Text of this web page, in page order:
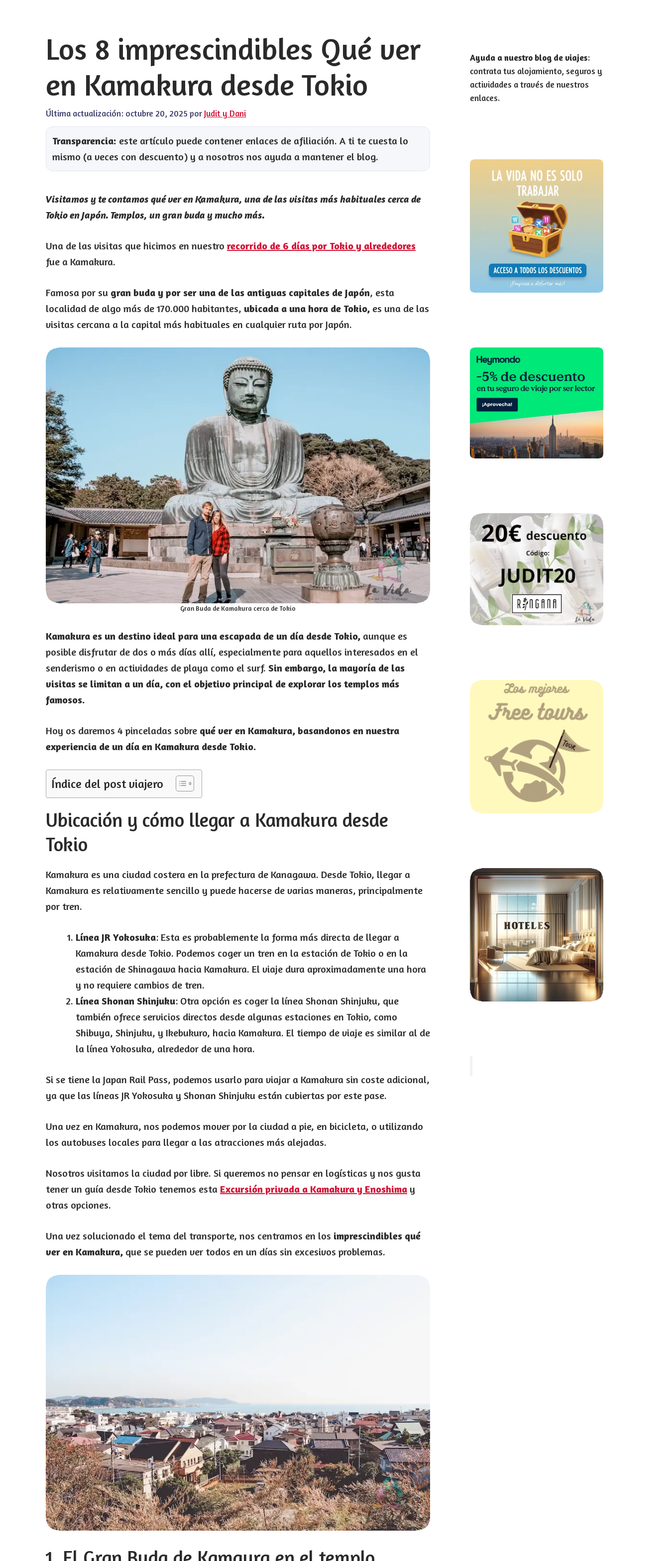
Los 8 imprescindibles Qué ver
en Kamakura desde Tokio
Última actualización: octubre 20, 2025 por Judit y Dani
Transparencia: este artículo puede contener enlaces de afiliación. A ti te cuesta lo
mismo (a veces con descuento) y a nosotros nos ayuda a mantener el blog.
Visitamos y te contamos qué ver en Kamakura, una de las visitas más habituales cerca de
Tokio en Japón. Templos, un gran buda y mucho más.
Una de las visitas que hicimos en nuestro recorrido de 6 días por Tokio y alrededores
fue a Kamakura.
Famosa por su gran buda y por ser una de las antiguas capitales de Japón, esta
localidad de algo más de 170.000 habitantes, ubicada a una hora de Tokio, es una de las
visitas cercana a la capital más habituales en cualquier ruta por Japón.
Gran Buda de Kamakura cerca de Tokio
Kamakura es un destino ideal para una escapada de un día desde Tokio, aunque es
posible disfrutar de dos o más días allí, especialmente para aquellos interesados en el
senderismo o en actividades de playa como el surf. Sin embargo, la mayoría de las
visitas se limitan a un día, con el objetivo principal de explorar los templos más
famosos.
Hoy os daremos 4 pinceladas sobre qué ver en Kamakura, basandonos en nuestra
experiencia de un día en Kamakura desde Tokio.
Índice del post viajero
Ubicación y cómo llegar a Kamakura desde
Tokio
Kamakura es una ciudad costera en la prefectura de Kanagawa. Desde Tokio, llegar a
Kamakura es relativamente sencillo y puede hacerse de varias maneras, principalmente
por tren.
Línea JR Yokosuka: Esta es probablemente la forma más directa de llegar a
Kamakura desde Tokio. Podemos coger un tren en la estación de Tokio o en la
estación de Shinagawa hacia Kamakura. El viaje dura aproximadamente una hora
y no requiere cambios de tren.
Línea Shonan Shinjuku: Otra opción es coger la línea Shonan Shinjuku, que
también ofrece servicios directos desde algunas estaciones en Tokio, como
Shibuya, Shinjuku, y Ikebukuro, hacia Kamakura. El tiempo de viaje es similar al de
la línea Yokosuka, alrededor de una hora.
Si se tiene la Japan Rail Pass, podemos usarlo para viajar a Kamakura sin coste adicional,
ya que las líneas JR Yokosuka y Shonan Shinjuku están cubiertas por este pase.
Una vez en Kamakura, nos podemos mover por la ciudad a pie, en bicicleta, o utilizando
los autobuses locales para llegar a las atracciones más alejadas.
Nosotros visitamos la ciudad por libre. Si queremos no pensar en logísticas y nos gusta
tener un guía desde Tokio tenemos esta Excursión privada a Kamakura y Enoshima y
otras opciones.
Una vez solucionado el tema del transporte, nos centramos en los imprescindibles qué
ver en Kamakura, que se pueden ver todos en un días sin excesivos problemas.
Ayuda a nuestro blog de viajes:
contrata tus alojamiento, seguros y
actividades a través de nuestros
enlaces.